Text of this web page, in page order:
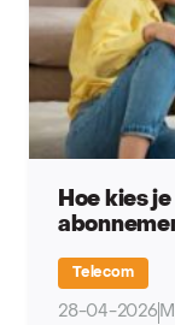
Hoe kies
Telecom
28-04-2026